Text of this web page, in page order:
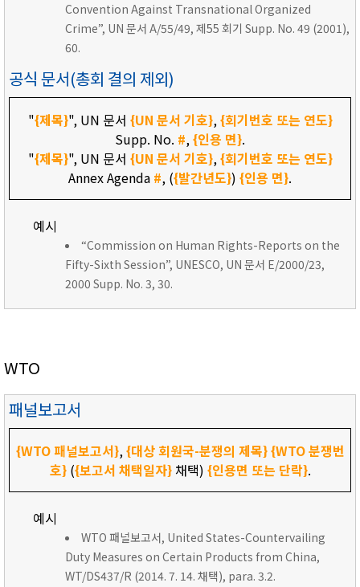
Convention Against Transnational Organized
Crime”, UN 문서 A/55/49, 제55 회기 Supp. No. 49 (2001),
60.
공식 문서(총회 결의 제외)
"{제목}", UN 문서 {UN 문서 기호},{회기번호 또는 연도}
Supp. No. #,{인용 면}.
"{제목}", UN 문서 {UN 문서 기호},{회기번호 또는 연도}
Annex Agenda #, ({발간년도}) {인용 면}.
예시
“Commission on Human Rights-Reports on the
Fifty-Sixth Session”, UNESCO, UN 문서 E/2000/23,
2000 Supp. No. 3, 30.
WTO
패널보고서
{WTO 패널보고서},{대상 회원국-분쟁의 제목}{WTO 분쟁번
호}({보고서 채택일자}채택) {인용면 또는 단락}.
예시
WTO 패널보고서, United States-Countervailing
Duty Measures on Certain Products from China,
WT/DS437/R (2014. 7. 14. 채택), para. 3.2.